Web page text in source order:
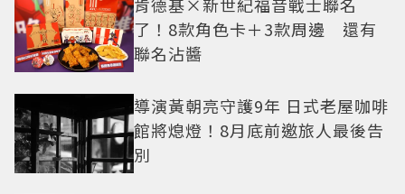
了！8款角色卡＋3款周邊 還有
聯名沾醬
導演黃朝亮守護9年 日式老屋咖啡
館將熄燈！8月底前邀旅人最後告
別